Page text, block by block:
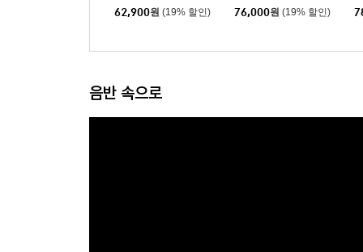
2 OST) [투명 오렌지
컬러 LP]
62,900원 (19% 할인)
aven [픽쳐디스크 7인
치 Vinyl]
76,000원 (19% 할인)
음반 속으로